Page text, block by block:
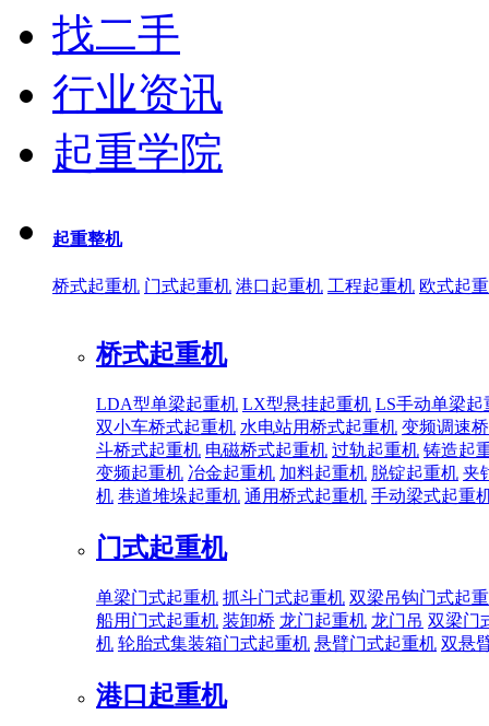
找二手
行业资讯
起重学院
起重整机
桥式起重机 门式起重机 港口起重机 工程起重机 欧式起
桥式起重机
LDA型单梁起重机 LX型悬挂起重机 LS手动单梁起
双小车桥式起重机 水电站用桥式起重机 变频调速
斗桥式起重机 电磁桥式起重机 过轨起重机 铸造起
变频起重机 冶金起重机 加料起重机 脱锭起重机 夹
机 巷道堆垛起重机 通用桥式起重机 手动梁式起重
门式起重机
单梁门式起重机 抓斗门式起重机 双梁吊钩门式起
船用门式起重机 装卸桥 龙门起重机 龙门吊 双梁门
机 轮胎式集装箱门式起重机 悬臂门式起重机 双悬
港口起重机